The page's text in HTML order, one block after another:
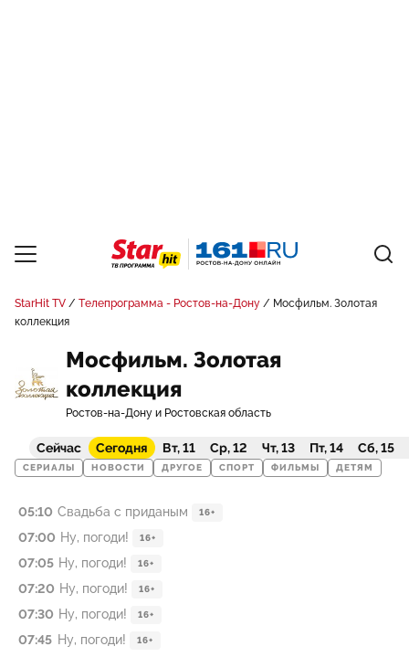
StarHit TV Телепрограмма - Ростов-на-Дону
Мосфильм. Золотая
коллекция
Мосфильм. Золотая
коллекция
Ростов-на-Дону и Ростовская область
Сейчас Сегодня Вт, 11 Ср, 12 Чт, 13 Пт, 14 Сб, 15
СЕРИАЛЫ НОВОСТИ ДРУГОЕ СПОРТ ФИЛЬМЫ ДЕТЯМ
05:10 Свадьба с приданым 16+
07:00 Ну, погоди! 16+
07:05 Ну, погоди! 16+
07:20 Ну, погоди! 16+
07:30 Ну, погоди! 16+
07:45 Ну, погоди! 16+